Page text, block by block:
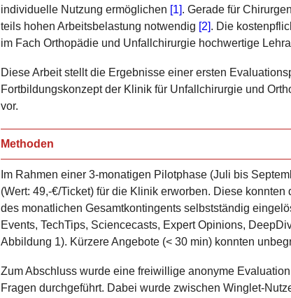
individuelle Nutzung ermöglichen [1]. Gerade für
teils hohen Arbeitsbelastung notwendig [2]. Die
im Fach Orthopädie und Unfallchirurgie hochwertige
Diese Arbeit stellt die Ergebnisse einer ersten
Fortbildungskonzept der Klinik für Unfallchirurgie und
vor.
Methoden
Im Rahmen einer 3-monatigen Pilotphase (Juli bis
(Wert: 49,-€/Ticket) für die Klinik erworben. Diese
des monatlichen Gesamtkontingents selbstständig
Events, TechTips, Sciencecasts, Expert Opinions,
Abbildung 1). Kürzere Angebote (< 30 min) konnten
Zum Abschluss wurde eine freiwillige anonyme
Fragen durchgeführt. Dabei wurde zwischen Winglet-